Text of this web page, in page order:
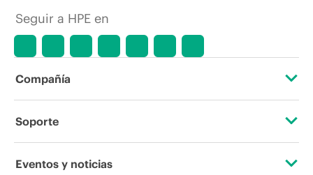
hacer ajustes de precios en cualquier
momento por motivos que incluyen, a
condiciones del mercado,
promociones de fin de la vida útil y
Seguir a HPE en
Compañía
Acerca de HPE
Soporte
Servicios de soporte operativo
Eventos y noticias